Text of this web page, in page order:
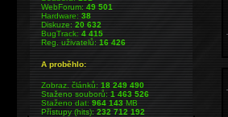
WebForum:49 501
Hardware:38
Diskuze:20 632
BugTrack:4 415
Reg. uživatelů:16 426
A proběhlo:
Zobraz. článků:18 249 490
Staženo souborů:1 463 526
Staženo dat:964 143MB
Přístupy (hits):232 712 192